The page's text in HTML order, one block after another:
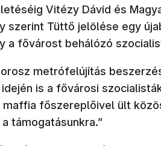
Vitézy Dávid és
szerint Tüttő jelölése egy
a fővárost behálózó
metrófelújítás
is a fővárosi
főszereplőivel ült
támogatásunkra.”